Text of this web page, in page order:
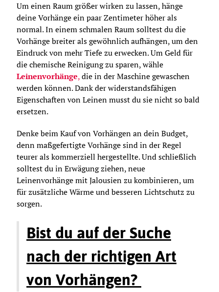
Um einen Raum größer wirken zu lassen, hänge
deine Vorhänge ein paar Zentimeter höher als
normal. In einem schmalen Raum solltest du die
Vorhänge breiter als gewöhnlich aufhängen, um den
Eindruck von mehr Tiefe zu erwecken. Um Geld für
die chemische Reinigung zu sparen, wähle
Leinenvorhänge,die in der Maschine gewaschen
werden können. Dank der widerstandsfähigen
Eigenschaften von Leinen musst du sie nicht so bald
ersetzen.
Denke beim Kauf von Vorhängen an dein Budget,
denn maßgefertigte Vorhänge sind in der Regel
teurer als kommerziell hergestellte. Und schließlich
solltest du in Erwägung ziehen, neue
Leinenvorhänge mit Jalousien zu kombinieren, um
für zusätzliche Wärme und besseren Lichtschutz zu
sorgen.
Bist du auf der Suche
nach der richtigen Art
von Vorhängen?